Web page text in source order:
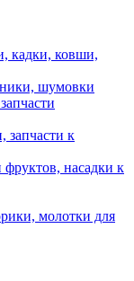
кадки, ковши,
шумовки
запчасти к
насадки к
молотки для